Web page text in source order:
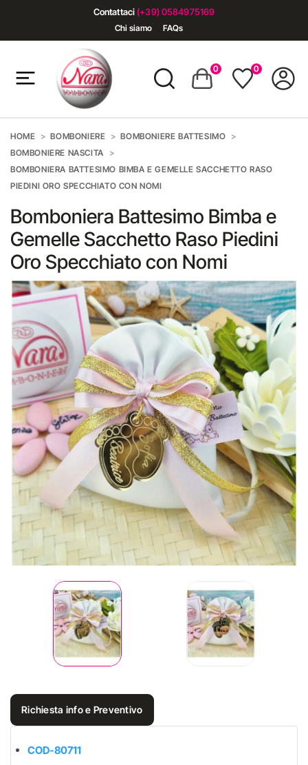
Contattaci (+39) 0584975169
Chi siamo FAQs
0 0
HOME BOMBONIERE
BOMBONIERE BATTESIMO
BOMBONIERE NASCITA
BOMBONIERA BATTESIMO BIMBA E GEMELLE SACCHETTO RASO
PIEDINI ORO SPECCHIATO CON NOMI
Bomboniera Battesimo Bimba e
Gemelle Sacchetto Raso Piedini
Oro Specchiato con Nomi
Richiesta info e Preventivo
COD-80711